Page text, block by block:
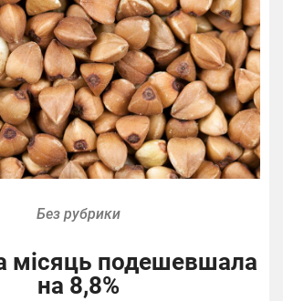
Без рубрики
місяць подешевшала
на 8,8%